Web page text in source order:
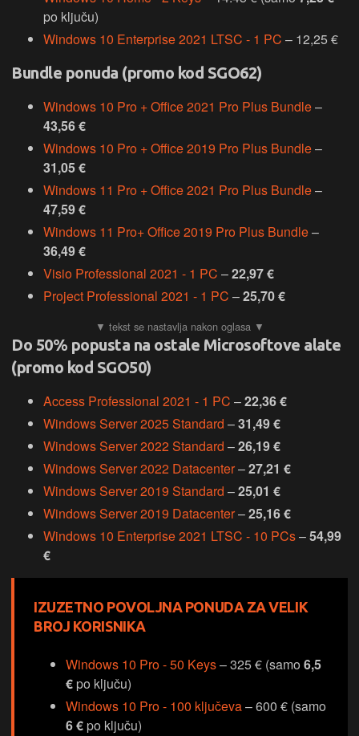
po ključu)
Windows 10 Enterprise 2021 LTSC - 1 PC – 12,25 €
Bundle ponuda (promo kod SGO62)
Windows 10 Pro + Office 2021 Pro Plus Bundle–
43,56 €
Windows 10 Pro + Office 2019 Pro Plus Bundle–
31,05 €
Windows 11 Pro + Office 2021 Pro Plus Bundle–
47,59 €
Windows 11 Pro+ Office 2019 Pro Plus Bundle–
36,49 €
Visio Professional 2021 - 1 PC –22,97 €
Project Professional 2021 - 1 PC –25,70 €
Do 50% popusta na ostale Microsoftove alate
(promo kod SGO50)
Access Professional 2021 - 1 PC –22,36 €
Windows Server 2025 Standard –31,49 €
Windows Server 2022 Standard –26,19 €
Windows Server 2022 Datacenter–27,21 €
Windows Server 2019 Standard –25,01 €
Windows Server 2019 Datacenter–25,16 €
Windows 10 Enterprise 2021 LTSC - 10 PCs–54,99
€
IZUZETNO POVOLJNA PONUDA ZA VELIK
BROJ KORISNIKA
Windows 10 Pro - 50 Keys– 325 € (samo 6,5
€ po ključu)
Windows 10 Pro - 100 ključeva– 600 € (samo
6 € po ključu)